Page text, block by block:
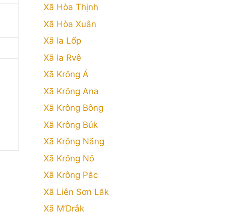
Xã Hòa Thịnh
Xã Hòa Xuân
Xã Ia Lốp
Xã Ia Rvê
Xã Krông Á
Xã Krông Ana
Xã Krông Bông
Xã Krông Búk
Xã Krông Năng
Xã Krông Nô
Xã Krông Pắc
Xã Liên Sơn Lắk
Xã M’Drắk